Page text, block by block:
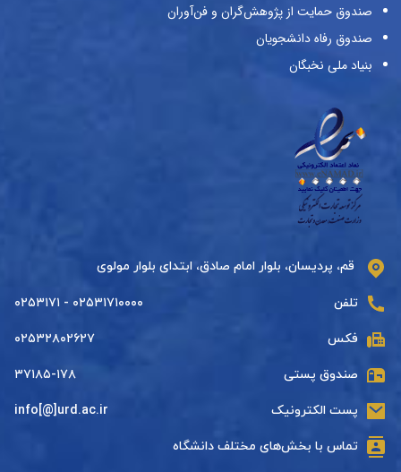
صندوق حمایت از پژوهش‌گران و فن‌آوران
صندوق رفاه دانشجویان
بنیاد ملی نخبگان
قم، پردیسان، بلوار امام صادق، ابتدای بلوار مولوی
تلفن ۰۲۵۳۱۷۱۰۰۰۰ - ۰۲۵۳۱۷۱
فکس ۰۲۵۳۲۸۰۲۶۲۷
صندوق پستی ۳۷۱۸۵-۱۷۸
پست الکترونیک info[@]urd.ac.ir
تماس با بخش‌های مختلف دانشگاه